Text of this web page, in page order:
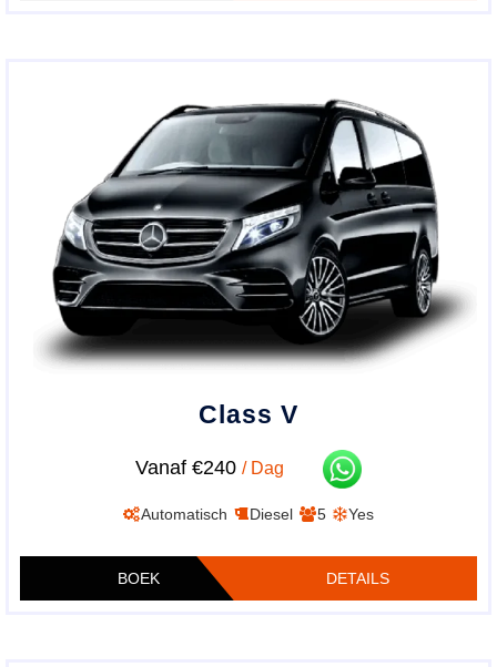
Class V
Vanaf €240 / Dag
Automatisch Diesel 5 Yes
BOEK DETAILS